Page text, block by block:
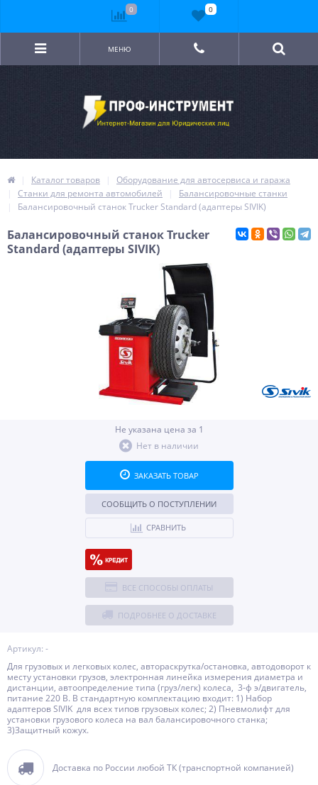
МЕНЮ
Каталог товаров
Оборудование для автосервиса и гаража
Станки для ремонта автомобилей
Балансировочные станки
Балансировочный станок Trucker Standard (адаптеры SIVIK)
Балансировочный станок Trucker
Standard (адаптеры SIVIK)
Артикул: -
Для грузовых и легковых колес, автораскрутка/остановка, автодоворот к
месту установки грузов, электронная линейка измерения диаметра и
дистанции, автоопределение типа (груз/легк) колеса, 3-ф э/двигатель,
питание 220 В. В стандартную комплектацию входит: 1) Набор
адаптеров SIVIK для всех типов грузовых колес; 2) Пневмолифт для
установки грузового колеса на вал балансировочного станка;
3)Защитный кожух.
Доставка по России любой ТК (транспортной компанией)
Не указана цена за 1
Нет в наличии
ЗАКАЗАТЬ ТОВАР
СООБЩИТЬ О ПОСТУПЛЕНИИ
СРАВНИТЬ
ВСЕ СПОСОБЫ ОПЛАТЫ
ПОДРОБНЕЕ О ДОСТАВКЕ
0 0